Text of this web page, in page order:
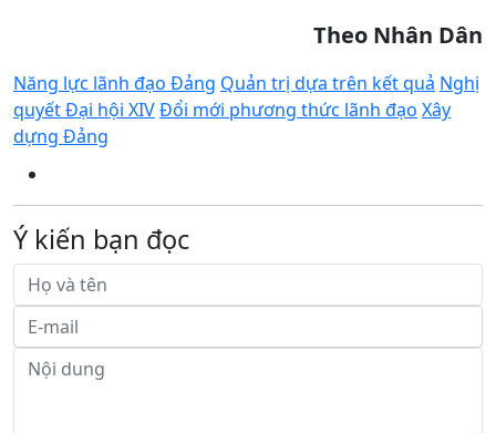
Theo Nhân Dân
Năng lực lãnh đạo Đảng Quản trị dựa trên kết quả Nghị
quyết Đại hội XIVĐổi mới phương thức lãnh đạo Xây
dựng Đảng
Ý kiến bạn đọc